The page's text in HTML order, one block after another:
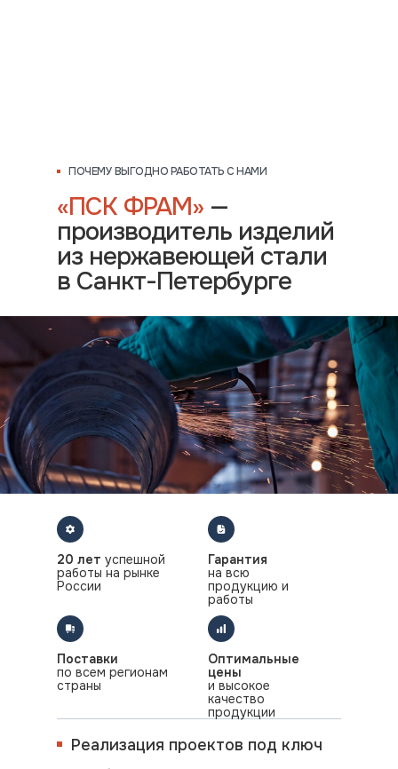
«ПСК ФРАМ» —
производитель изделий
из нержавеющей стали
в Санкт-Петербурге
Реализация проектов под ключ
20 лет успешной
работы на рынке
России
Гарантия
на всю
продукцию и
работы
Оптимальные
цены
и высокое
качество
продукции
Поставки
по всем регионам
страны
ПОЧЕМУ ВЫГОДНО РАБОТАТЬ С НАМИ